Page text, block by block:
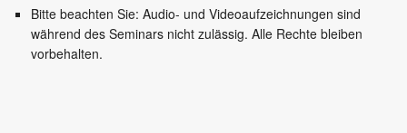
Bitte beachten Sie: Audio- und Videoaufzeichnungen sind
während des Seminars nicht zulässig. Alle Rechte bleiben
vorbehalten.